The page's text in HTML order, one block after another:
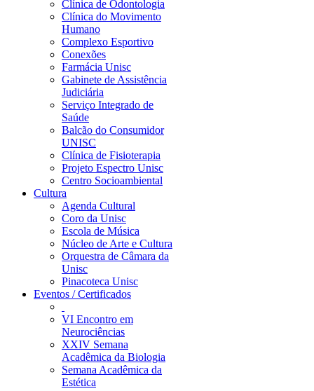
Clínica de Odontologia
Clínica do Movimento
Humano
Complexo Esportivo
Conexões
Farmácia Unisc
Gabinete de Assistência
Judiciária
Serviço Integrado de
Saúde
Balcão do Consumidor
UNISC
Clínica de Fisioterapia
Projeto Espectro Unisc
Centro Socioambiental
Cultura
Agenda Cultural
Coro da Unisc
Escola de Música
Núcleo de Arte e Cultura
Orquestra de Câmara da
Unisc
Pinacoteca Unisc
Eventos / Certificados
VI Encontro em
Neurociências
XXIV Semana
Acadêmica da Biologia
Semana Acadêmica da
Estética